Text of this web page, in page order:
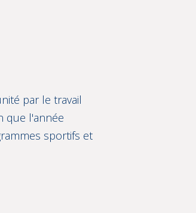
par le travail
que l'année
sportifs et